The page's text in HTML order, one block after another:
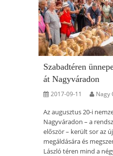
Szabadtéren
át Nagyváradon
2017-09-11 Nagy
Az augusztus 20-i
Nagyváradon – a
először – került sor az
megáldására és
László téren mind a